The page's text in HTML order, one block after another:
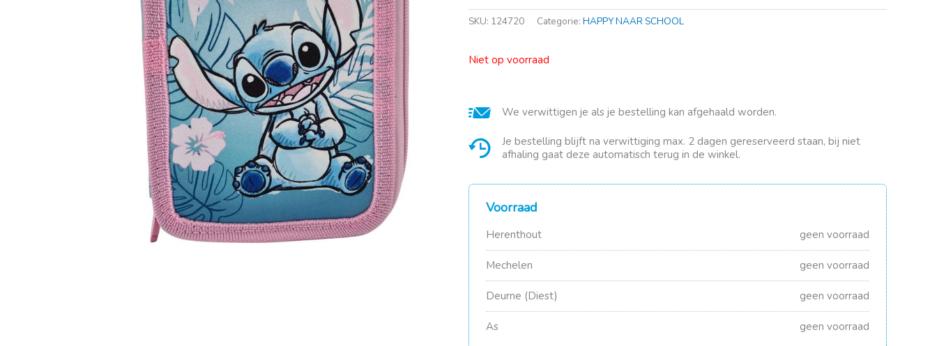
SKU: 124720 Categorie: HAPPY NAAR SCHOOL
Niet op voorraad
We verwittigen je als je bestelling kan afgehaald worden.
Je bestelling blijft na verwittiging max. 2 dagen gereserveerd staan, bij niet
afhaling gaat deze automatisch terug in de winkel.
Voorraad
Herenthout geen voorraad
Mechelen geen voorraad
Deurne (Diest) geen voorraad
As geen voorraad